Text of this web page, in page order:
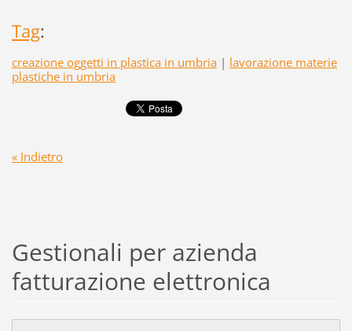
Tag:
creazione oggetti in plastica in umbria | lavorazione materie
plastiche in umbria
« Indietro
Gestionali per azienda
fatturazione elettronica